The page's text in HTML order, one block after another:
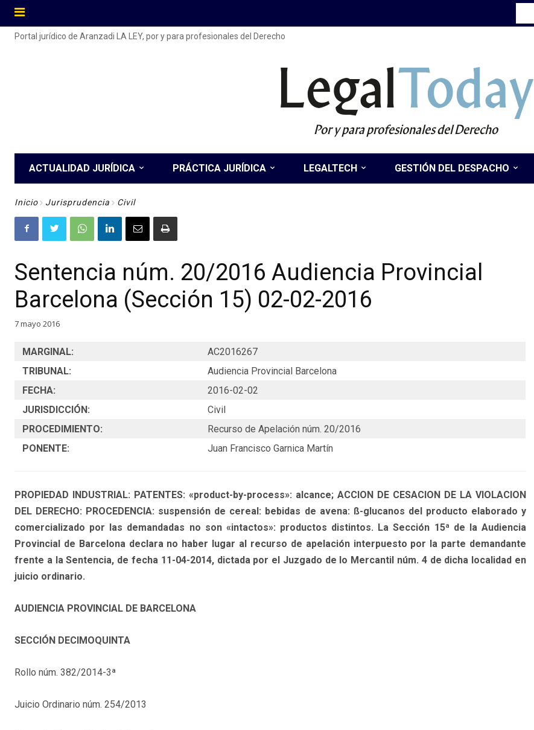
Portal jurídico de Aranzadi LA LEY, por y para profesionales del Derecho
LegalToday
Por y para profesionales del Derecho
ACTUALIDAD JURÍDICA PRÁCTICA JURÍDICA LEGALTECH GESTIÓN DEL DESPACHO
Inicio Jurisprudencia Civil
Sentencia núm. 20/2016 Audiencia Provincial
Barcelona (Sección 15) 02-02-2016
7 mayo 2016
MARGINAL:
AC2016267
TRIBUNAL:
Audiencia Provincial Barcelona
FECHA:
2016-02-02
JURISDICCIÓN:
Civil
PROCEDIMIENTO:
Recurso de Apelación núm. 20/2016
PONENTE:
Juan Francisco Garnica Martín
PROPIEDAD INDUSTRIAL: PATENTES: «product-by-process»: alcance; ACCION DE CESACION DE LA VIOLACION
DEL DERECHO: PROCEDENCIA: suspensión de cereal: bebidas de avena: ß-glucanos del producto elaborado y
comercializado por las demandadas no son «intactos»: productos distintos. La Sección 15ª de la Audiencia
Provincial de Barcelona declara no haber lugar al recurso de apelación interpuesto por la parte demandante
frente a la Sentencia, de fecha 11-04-2014, dictada por el Juzgado de lo Mercantil núm. 4 de dicha localidad en
juicio ordinario.
AUDIENCIA PROVINCIAL DE BARCELONA
SECCIÓN DECIMOQUINTA
Rollo núm. 382/2014-3ª
Juicio Ordinario núm. 254/2013